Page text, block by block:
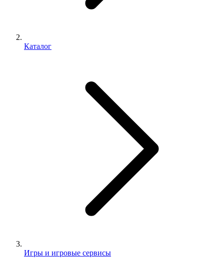
Каталог
Игры и игровые сервисы